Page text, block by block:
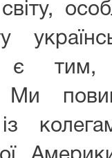
є тим,
Ми
із